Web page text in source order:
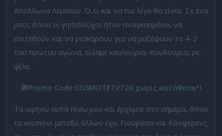
Aπόλλωνα Λεμεσού. Ό,τι και να πω λίγο θα είναι. Σε ένα
ματς όπου οι γηπεδούχοι ήταν αναγκασμένοι να
επιτεθούν και να ρισκάρουν για να μαζέψουν το 4-2
του πρώτου αγώνα, είδαμε κουλούρια. Κουλούρια, ρε
φίλε.
🎁Promo Code COSMOTETV720 χωρίς κατάθεση*!
Τα αφήνω αυτά πίσω μου και έρχομαι στο σήμερα, όπου
το κουπόνι μεταξύ άλλων έχει Γιουρόπα και Κόνφερενς